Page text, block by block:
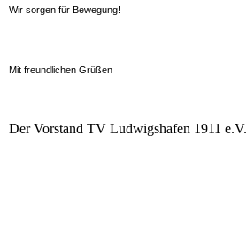
Wir sorgen für Bewegung!
Mit freundlichen Grüßen
Der Vorstand TV Ludwigshafen 1911 e.V.